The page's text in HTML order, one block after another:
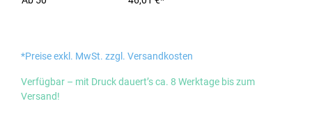
*Preise exkl. MwSt. zzgl. Versandkosten
Verfügbar – mit Druck dauert’s ca. 8 Werktage bis zum
Versand!